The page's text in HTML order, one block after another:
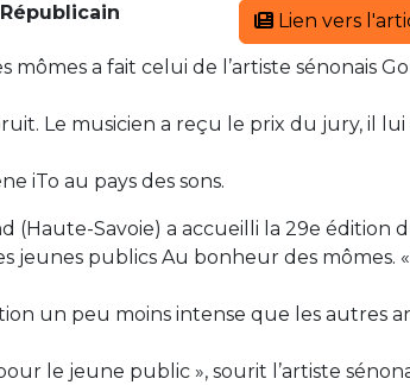
Républicain Lien vers
mômes a fait celui de l’artiste sénonais
Le musicien a reçu le prix du jury, il
iTo au pays des sons.
(Haute-Savoie) a accueilli la 29e édition
jeunes publics Au bonheur des mômes.
un peu moins intense que les autres
le jeune public », sourit l’artiste